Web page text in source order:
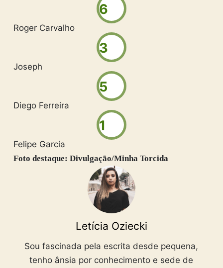
6
Roger Carvalho
3
Joseph
5
Diego Ferreira
1
Felipe Garcia
Foto destaque: Divulgação/Minha Torcida
Letícia Oziecki
Sou fascinada pela escrita desde pequena,
tenho ânsia por conhecimento e sede de